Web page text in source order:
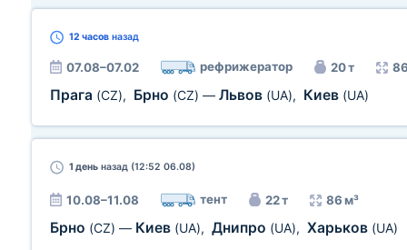
12 часов назад
07.08–07.02 рефрижератор 20 т
Прага (CZ), Брно (CZ) — Львов (UA), Киев (UA)
1 день назад (12:52 06.08)
10.08–11.08 тент 22 т 86 м³
Брно (CZ) — Киев (UA), Днипро (UA), Харьков (UA)